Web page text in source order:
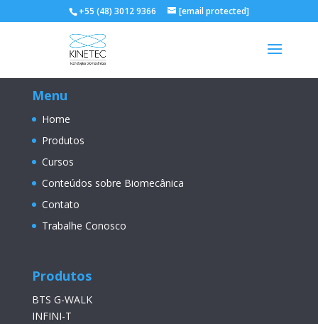
+55 (48) 3012 9366 [email protected]
Menu
Home
Produtos
Cursos
Conteúdos sobre Biomecânica
Contato
Trabalhe Conosco
Produtos
BTS G-WALK
INFINI-T